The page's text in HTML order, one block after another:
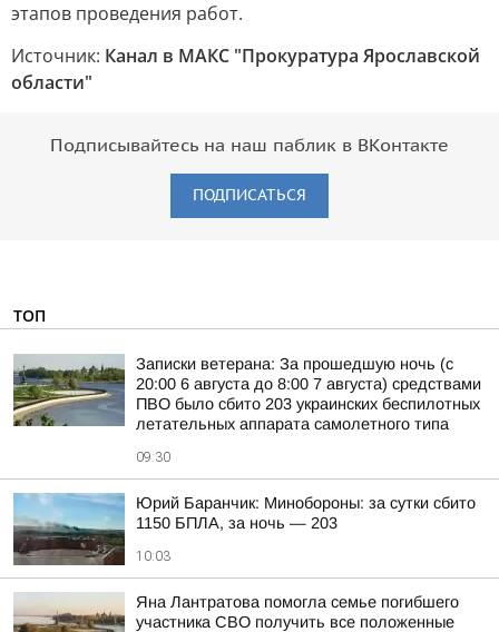
этапов проведения работ.
Источник: Канал в МАКС "Прокуратура Ярославской
области"
Подписывайтесь на наш паблик в ВКонтакте
ПОДПИСАТЬСЯ
ТОП
Записки ветерана: За прошедшую ночь (с
20:00 6 августа до 8:00 7 августа) средствами
ПВО было сбито 203 украинских беспилотных
летательных аппарата самолетного типа
09:30
Юрий Баранчик: Минобороны: за сутки сбито
1150 БПЛА, за ночь — 203
10:03
Яна Лантратова помогла семье погибшего
участника СВО получить все положенные